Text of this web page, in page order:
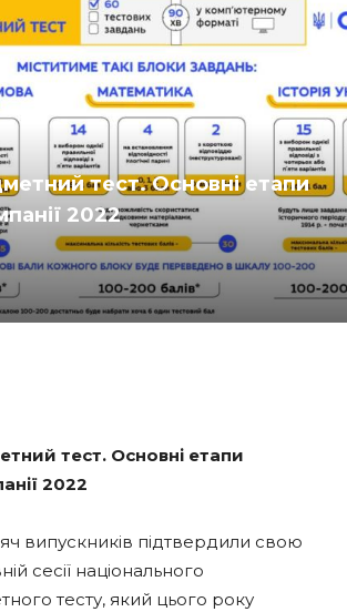
тест. Основні етапи
2022
тест. Основні етапи
2022
випускників підтвердили свою
сесії національного
тесту, який цього року